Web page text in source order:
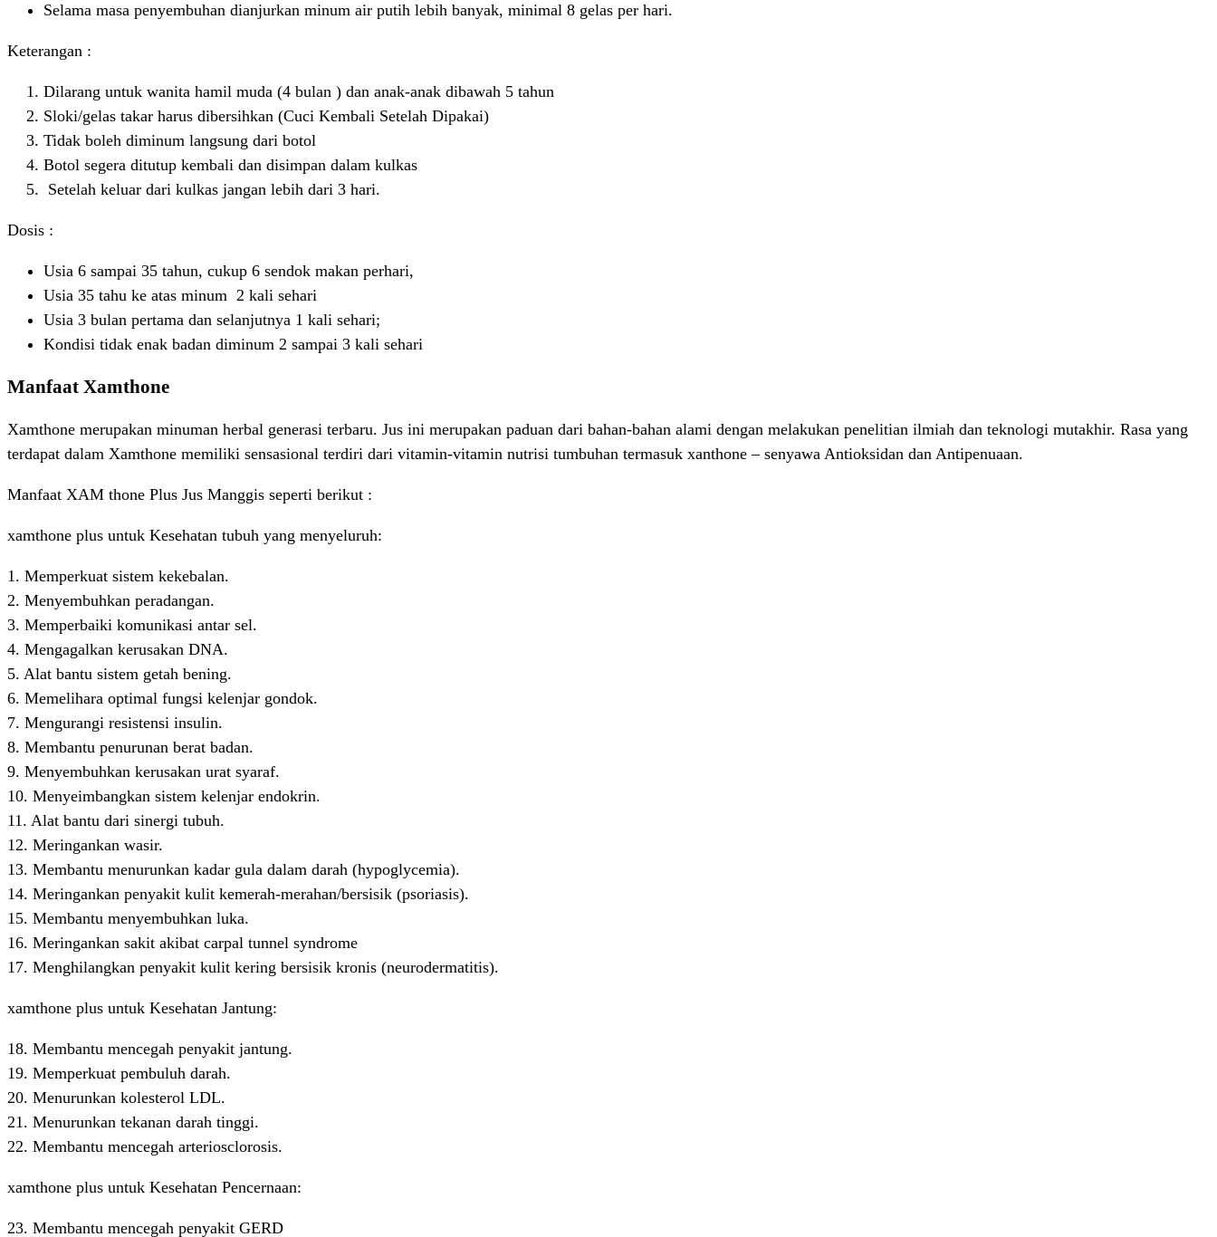
Selama masa penyembuhan dianjurkan minum air putih lebih banyak, minimal 8 gelas per hari.
Keterangan :
Dilarang untuk wanita hamil muda (4 bulan ) dan anak-anak dibawah 5 tahun
Sloki/gelas takar harus dibersihkan (Cuci Kembali Setelah Dipakai)
Tidak boleh diminum langsung dari botol
Botol segera ditutup kembali dan disimpan dalam kulkas
Setelah keluar dari kulkas jangan lebih dari 3 hari.
Dosis :
Usia 6 sampai 35 tahun, cukup 6 sendok makan perhari,
Usia 35 tahu ke atas minum 2 kali sehari
Usia 3 bulan pertama dan selanjutnya 1 kali sehari;
Kondisi tidak enak badan diminum 2 sampai 3 kali sehari
Manfaat Xamthone
Xamthone merupakan minuman herbal generasi terbaru. Jus ini merupakan paduan dari bahan-bahan alami dengan melakukan penelitian ilmiah dan teknologi mutakhir. Rasa yang
terdapat dalam Xamthone memiliki sensasional terdiri dari vitamin-vitamin nutrisi tumbuhan termasuk xanthone – senyawa Antioksidan dan Antipenuaan.
Manfaat XAM thone Plus Jus Manggis seperti berikut :
xamthone plus untuk Kesehatan tubuh yang menyeluruh:
1. Memperkuat sistem kekebalan.
2. Menyembuhkan peradangan.
3. Memperbaiki komunikasi antar sel.
4. Mengagalkan kerusakan DNA.
5. Alat bantu sistem getah bening.
6. Memelihara optimal fungsi kelenjar gondok.
7. Mengurangi resistensi insulin.
8. Membantu penurunan berat badan.
9. Menyembuhkan kerusakan urat syaraf.
10. Menyeimbangkan sistem kelenjar endokrin.
11. Alat bantu dari sinergi tubuh.
12. Meringankan wasir.
13. Membantu menurunkan kadar gula dalam darah (hypoglycemia).
14. Meringankan penyakit kulit kemerah-merahan/bersisik (psoriasis).
15. Membantu menyembuhkan luka.
16. Meringankan sakit akibat carpal tunnel syndrome
17. Menghilangkan penyakit kulit kering bersisik kronis (neurodermatitis).
xamthone plus untuk Kesehatan Jantung:
18. Membantu mencegah penyakit jantung.
19. Memperkuat pembuluh darah.
20. Menurunkan kolesterol LDL.
21. Menurunkan tekanan darah tinggi.
22. Membantu mencegah arteriosclorosis.
xamthone plus untuk Kesehatan Pencernaan:
23. Membantu mencegah penyakit GERD